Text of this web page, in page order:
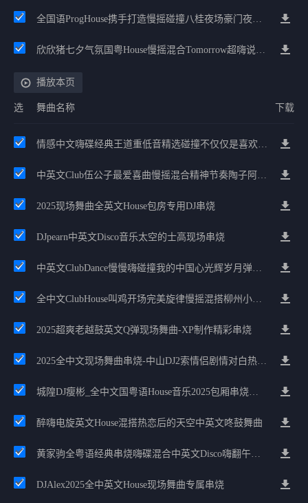
全国语ProgHouse携手打造慢摇碰撞八桂夜场豪门夜宴气氛小串
欣欣猪七夕气氛国粤House慢摇混合Tomorrow超嗨说唱英文House气氛
播放本页
选 舞曲名称 下载
情感中文嗨碟经典王道重低音精选碰撞不仅仅是喜欢Prog串烧
中英文Club伍公子最爱喜曲慢摇混合精神节奏陶子阿吉对决串烧
2025现场舞曲全英文House包房专用DJ串烧
DJpearn中英文Disco音乐太空的士高现场串烧
中英文ClubDance慢慢嗨碰撞我的中国心光辉岁月弹鼓车载
全中文ClubHouse叫鸡开场完美旋律慢摇混搭柳州小Dmusic琪琪专属温馨曲目
2025超爽老越鼓英文Q弹现场舞曲-XP制作精彩串烧
2025全中文现场舞曲串烧-中山DJ2索情侣剧情对白热播No1串烧
城隍DJ瘦彬_全中文国粤语House音乐2025包厢串烧好歌精选
醉嗨电旋英文House混搭热恋后的天空中英文咚鼓舞曲
黄家驹全粤语经典串烧嗨碟混合中英文Disco嗨翻午夜经典暴风慢摇
DJAlex2025全中英文House现场舞曲专属串烧